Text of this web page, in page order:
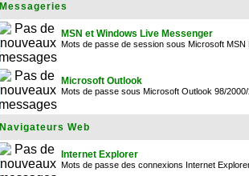
Messageries
MSN et Windows Live Messenger
Mots de passe de session sous Microsoft
Microsoft Outlook
Mots de passe sous Microsoft Outlook 98/
Navigateurs Web
Internet Explorer
Mots de passe des connexions Internet